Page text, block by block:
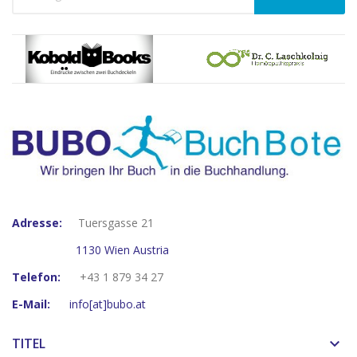
Adresse:
Tuersgasse 21
1130 Wien Austria
Telefon:
+43 1 879 34 27
E-Mail:
info[at]bubo.at
TITEL keyboard_arrow_down